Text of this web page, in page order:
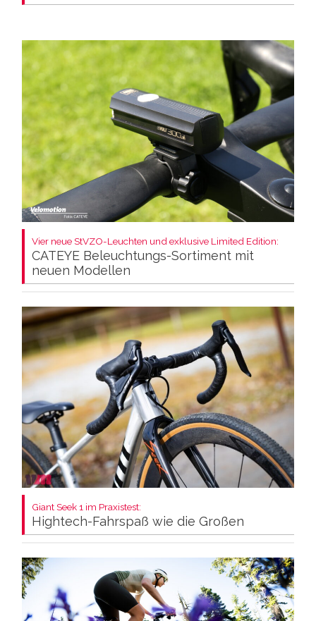
Vier neue StVZO-Leuchten und exklusive Limited Edition:
CATEYE Beleuchtungs-Sortiment mit
neuen Modellen
Giant Seek 1 im Praxistest:
Hightech-Fahrspaß wie die Großen